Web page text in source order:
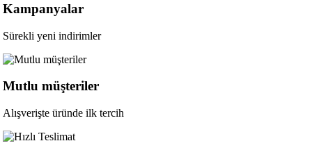
Kampanyalar
Sürekli yeni indirimler
Mutlu müşteriler
Alışverişte üründe ilk tercih